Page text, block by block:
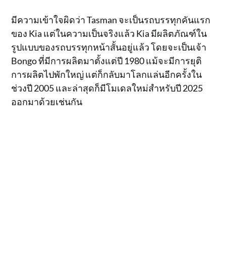
มีความเข้าใจผิดว่า Tasman จะเป็นรถบรรทุกคันแรก
ของ Kia แต่ในความเป็นจริงแล้ว Kia มีผลิตภัณฑ์ใน
รูปแบบของรถบรรทุกหน้าสั้นอยู่แล้ว โดยจะเป็นเจ้า
Bongo ที่มีการผลิตมาตั้งแต่ปี 1980 แม้จะมีการยุติ
การผลิตไปพักใหญ่ แต่ก็กลับมาโลกแล่นอีกครั้งใน
ช่วงปี 2005 และล่าสุดก็มีโมเดลใหม่สำหรับปี 2025
ออกมาด้วยเช่นกัน